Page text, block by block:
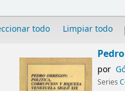
todo Limpiar todo
por
Series